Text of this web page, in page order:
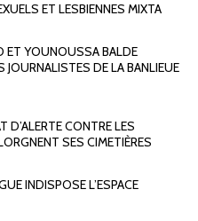
ET LESBIENNES MIXTA
ET YOUNOUSSA BALDE
JOURNALISTES DE LA BANLIEUE
D’ALERTE CONTRE LES
SES CIMETIÈRES
INDISPOSE L’ESPACE